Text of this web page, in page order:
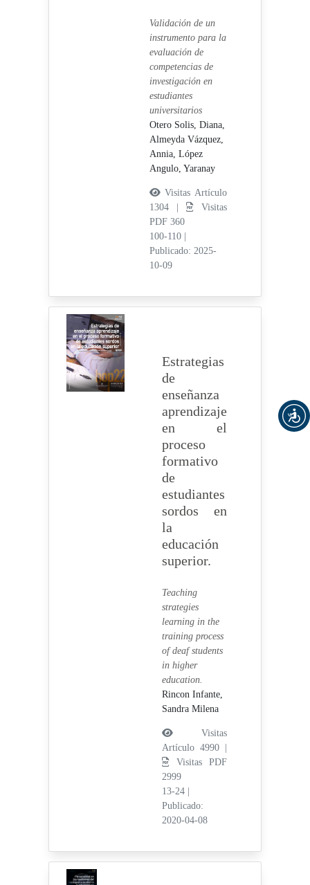
Validación de un
instrumento para la
evaluación de
competencias de
investigación en
estudiantes
universitarios
Otero Solis, Diana,
Almeyda Vázquez,
Annia, López
Angulo, Yaranay
Visitas Artículo
1304 |
Visitas
PDF 360
100-110
Publicado: 2025-
10-09
Estrategias
de
enseñanza
aprendizaje
en el
proceso
formativo
de
estudiantes
sordos en
la
educación
superior.
Teaching
strategies
learning in the
training process
of deaf students
in higher
education.
Rincon Infante,
Sandra Milena
Visitas
Artículo 4990 |
Visitas PDF
2999
13-24
Publicado:
2020-04-08